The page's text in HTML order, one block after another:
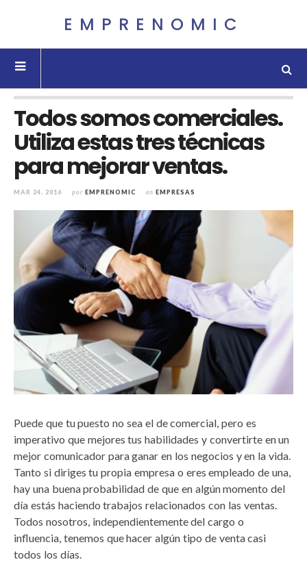
EMPRENOMIC
Todos somos comerciales.
Utiliza estas tres técnicas
para mejorar ventas.
MAR 24, 2016 por EMPRENOMIC en EMPRESAS
Puede que tu puesto no sea el de comercial, pero es
imperativo que mejores tus habilidades y convertirte en un
mejor comunicador para ganar en los negocios y en la vida.
Tanto si diriges tu propia empresa o eres empleado de una,
hay una buena probabilidad de que en algún momento del
día estás haciendo trabajos relacionados con las ventas.
Todos nosotros, independientemente del cargo o
influencia, tenemos que hacer algún tipo de venta casi
todos los días.